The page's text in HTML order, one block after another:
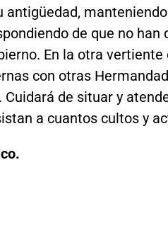
antigüedad,
de que no han
En la otra vertiente
con otras
de situar y
a cuantos cultos y